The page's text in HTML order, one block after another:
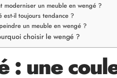
moderniser un meuble en wengé ?
est-il toujours tendance ?
un meuble en wengé ?
choisir le wengé ?
: une